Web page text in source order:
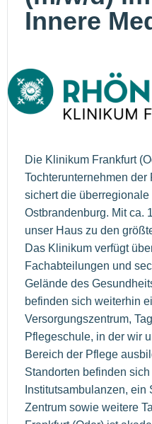
Innere
Die Klinikum Frankfurt
Tochterunternehmen
sichert die
Ostbrandenburg. Mit ca.
unser Haus zu den
Das Klinikum verfügt
Fachabteilungen und
Gelände des
befinden sich weiterhin
Versorgungszentrum,
Pflegeschule, in der wir
Bereich der Pflege
Standorten befinden
Institutsambulanzen,
Zentrum sowie weitere